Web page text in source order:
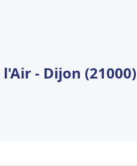
- Dijon (21000)